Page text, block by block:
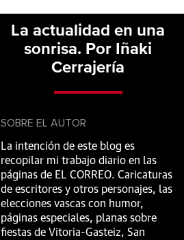
La actualidad en una
sonrisa. Por Iñaki
Cerrajería
SOBRE EL AUTOR
La intención de este blog es
recopilar mi trabajo diario en las
páginas de EL CORREO. Caricaturas
de escritores y otros personajes, las
elecciones vascas con humor,
páginas especiales, planas sobre
fiestas de Vitoria-Gasteiz, San